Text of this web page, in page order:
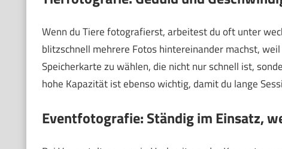
Wenn du Tiere fotografierst, arbeitest du oft unter
blitzschnell mehrere Fotos hintereinander machst,
Speicherkarte zu wählen, die nicht nur schnell ist,
hohe Kapazität ist ebenso wichtig, damit du lange
Eventfotografie: Ständig im Einsatz,